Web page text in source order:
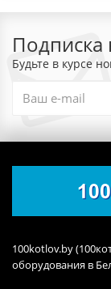
Подписка
Будьте в курсе
100kotlov.by
оборудования в